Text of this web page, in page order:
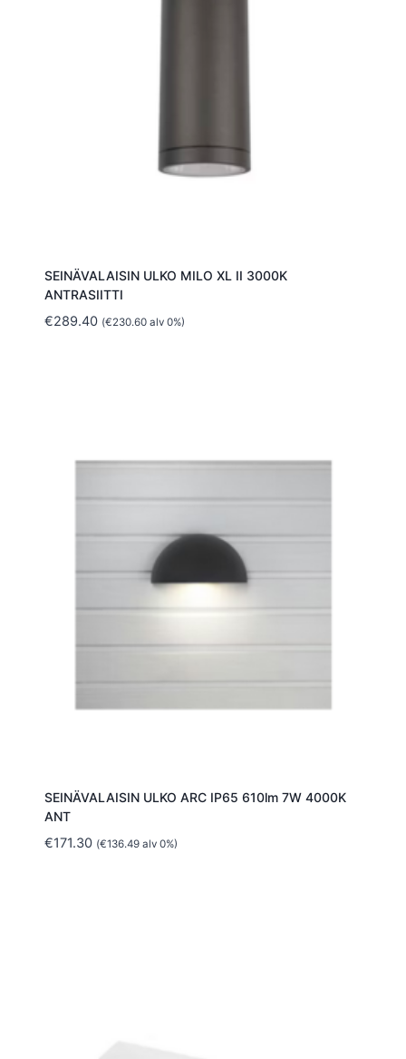
SEINÄVALAISIN ULKO MILO XL II 3000K
ANTRASIITTI
€289.40 (€230.60alv 0%)
SEINÄVALAISIN ULKO ARC IP65 610lm 7W 4000K
ANT
€171.30 (€136.49alv 0%)